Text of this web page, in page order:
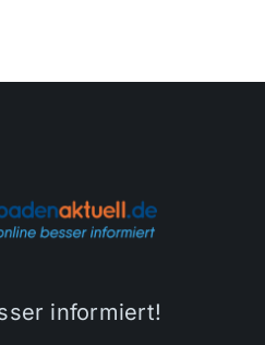
informiert!